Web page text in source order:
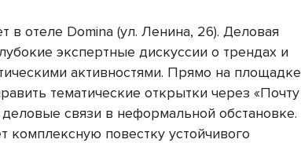
в отеле Domina (ул. Ленина, 26). Деловая
экспертные дискуссии о трендах и
активностями. Прямо на площадке
тематические открытки через «Почту
связи в неформальной обстановке.
повестку устойчивого